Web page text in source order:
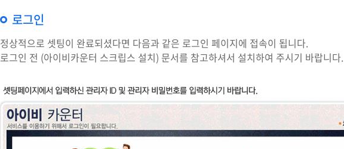
로그인
정상적으로 셋팅이 완료되셨다면 다음과 같은 로그인 페이지에 접속이 됩니다.
로그인 전 (아이비카운터 스크립스 설치) 문서를 참고하셔서 설치하여 주시기 바랍니다.